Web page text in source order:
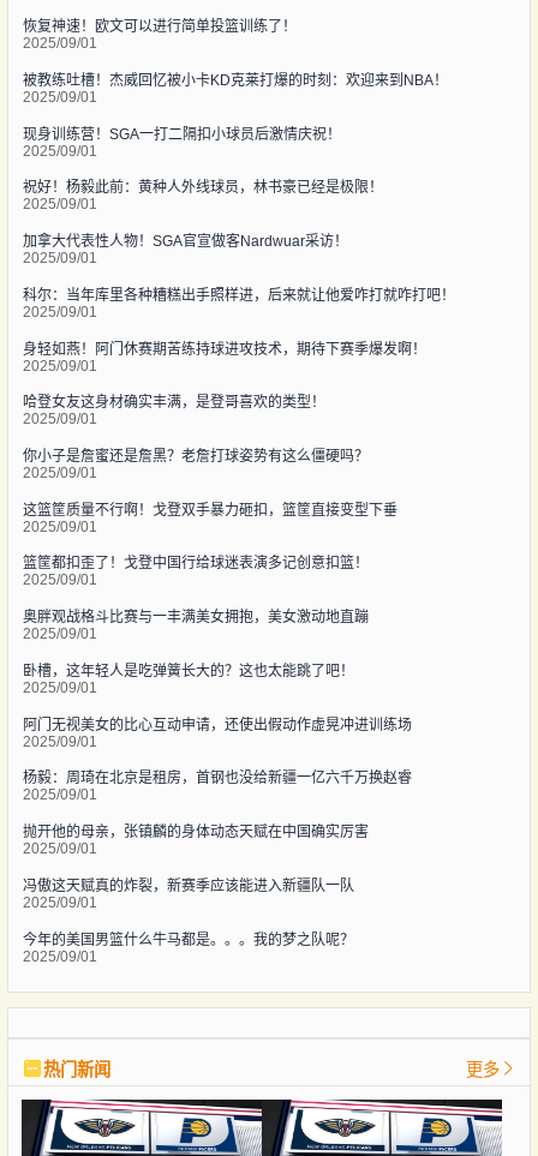
恢复神速！欧文可以进行简单投篮训练了！
2025/09/01
被教练吐槽！杰威回忆被小卡KD克莱打爆的时刻：欢迎来到NBA！
2025/09/01
现身训练营！SGA一打二隔扣小球员后激情庆祝！
2025/09/01
祝好！杨毅此前：黄种人外线球员，林书豪已经是极限！
2025/09/01
加拿大代表性人物！SGA官宣做客Nardwuar采访！
2025/09/01
科尔：当年库里各种糟糕出手照样进，后来就让他爱咋打就咋打吧！
2025/09/01
身轻如燕！阿门休赛期苦练持球进攻技术，期待下赛季爆发啊！
2025/09/01
哈登女友这身材确实丰满，是登哥喜欢的类型！
2025/09/01
你小子是詹蜜还是詹黑？老詹打球姿势有这么僵硬吗？
2025/09/01
这篮筐质量不行啊！戈登双手暴力砸扣，篮筐直接变型下垂
2025/09/01
篮筐都扣歪了！戈登中国行给球迷表演多记创意扣篮！
2025/09/01
奥胖观战格斗比赛与一丰满美女拥抱，美女激动地直蹦
2025/09/01
卧槽，这年轻人是吃弹簧长大的？这也太能跳了吧！
2025/09/01
阿门无视美女的比心互动申请，还使出假动作虚晃冲进训练场
2025/09/01
杨毅：周琦在北京是租房，首钢也没给新疆一亿六千万换赵睿
2025/09/01
抛开他的母亲，张镇麟的身体动态天赋在中国确实厉害
2025/09/01
冯傲这天赋真的炸裂，新赛季应该能进入新疆队一队
2025/09/01
今年的美国男篮什么牛马都是。。。我的梦之队呢？
2025/09/01
热门新闻 更多